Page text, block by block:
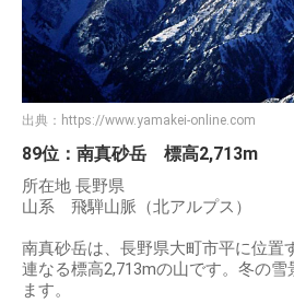
出典： https://www.yamakei-online.com
89位：南真砂岳 標高2,713m
所在地 長野県
山系 飛騨山脈（北アルプス）
南真砂岳は、長野県大町市平に位置
連なる標高2,713mの山です。冬の
ます。